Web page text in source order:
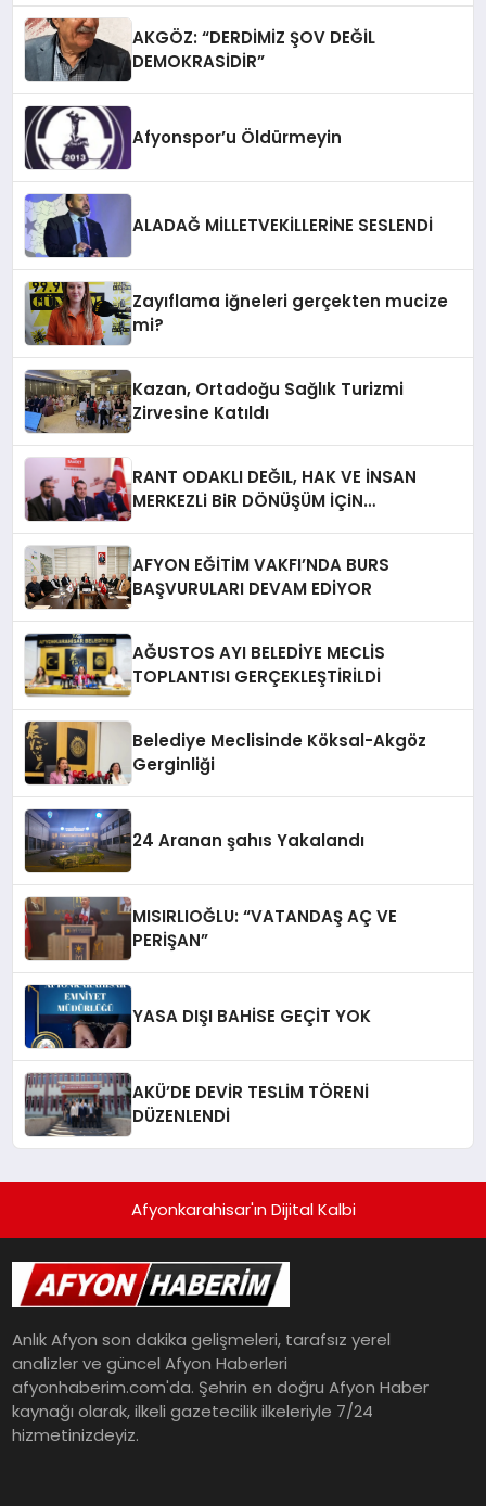
AKGÖZ: “DERDİMİZ ŞOV DEĞİL
DEMOKRASİDİR”
Afyonspor’u Öldürmeyin
ALADAĞ MİLLETVEKİLLERİNE SESLENDİ
Zayıflama iğneleri gerçekten mucize
mi?
Kazan, Ortadoğu Sağlık Turizmi
Zirvesine Katıldı
RANT ODAKLI DEĞIL, HAK VE İNSAN
MERKEZLi BiR DÖNÜŞÜM İÇiN
AFYON EĞİTİM VAKFI’NDA BURS
BAŞVURULARI DEVAM EDİYOR
AĞUSTOS AYI BELEDİYE MECLİS
TOPLANTISI GERÇEKLEŞTİRİLDİ
Belediye Meclisinde Köksal-Akgöz
Gerginliği
24 Aranan şahıs Yakalandı
MISIRLIOĞLU: “VATANDAŞ AÇ VE
PERİŞAN”
YASA DIŞI BAHİSE GEÇİT YOK
AKÜ’DE DEVİR TESLİM TÖRENİ
DÜZENLENDİ
Afyonkarahisar'ın Dijital Kalbi
Anlık Afyon son dakika gelişmeleri, tarafsız yerel
analizler ve güncel Afyon Haberleri
afyonhaberim.com'da. Şehrin en doğru Afyon Haber
kaynağı olarak, ilkeli gazetecilik ilkeleriyle 7/24
hizmetinizdeyiz.